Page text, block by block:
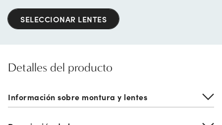
SELECCIONAR LENTES
Detalles del producto
Información sobre montura y lentes